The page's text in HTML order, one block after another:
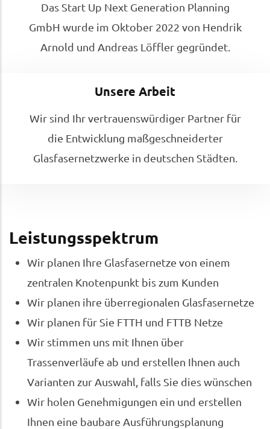
Das Start Up Next Generation Planning
GmbH wurde im Oktober 2022 von Hendrik
Arnold und Andreas Löffler gegründet.
Unsere Arbeit
Wir sind Ihr vertrauenswürdiger Partner für
die Entwicklung maßgeschneiderter
Glasfasernetzwerke in deutschen Städten.
Leistungsspektrum
Wir planen Ihre Glasfasernetze von einem
zentralen Knotenpunkt bis zum Kunden
Wir planen ihre überregionalen Glasfasernetze
Wir planen für Sie FTTH und FTTB Netze
Wir stimmen uns mit Ihnen über
Trassenverläufe ab und erstellen Ihnen auch
Varianten zur Auswahl, falls Sie dies wünschen
Wir holen Genehmigungen ein und erstellen
Ihnen eine baubare Ausführungsplanung